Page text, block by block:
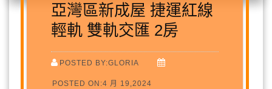
亞灣區新成屋 捷運紅線
輕軌 雙軌交匯 2房
POSTED BY:GLORIA
POSTED ON:4 月 19,2024